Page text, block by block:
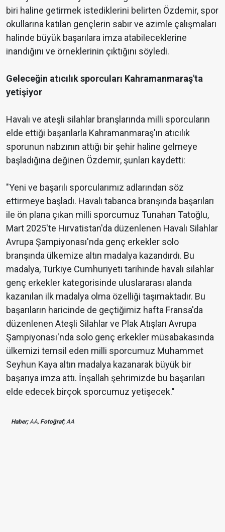
biri haline getirmek istediklerini belirten Özdemir, spor
okullarına katılan gençlerin sabır ve azimle çalışmaları
halinde büyük başarılara imza atabileceklerine
inandığını ve örneklerinin çıktığını söyledi.
Geleceğin atıcılık sporcuları Kahramanmaraş'ta
yetişiyor
Havalı ve ateşli silahlar branşlarında milli sporcuların
elde ettiği başarılarla Kahramanmaraş'ın atıcılık
sporunun nabzının attığı bir şehir haline gelmeye
başladığına değinen Özdemir, şunları kaydetti:
"Yeni ve başarılı sporcularımız adlarından söz
ettirmeye başladı. Havalı tabanca branşında başarıları
ile ön plana çıkan milli sporcumuz Tunahan Tatoğlu,
Mart 2025'te Hırvatistan'da düzenlenen Havalı Silahlar
Avrupa Şampiyonası'nda genç erkekler solo
branşında ülkemize altın madalya kazandırdı. Bu
madalya, Türkiye Cumhuriyeti tarihinde havalı silahlar
genç erkekler kategorisinde uluslararası alanda
kazanılan ilk madalya olma özelliği taşımaktadır. Bu
başarıların haricinde de geçtiğimiz hafta Fransa'da
düzenlenen Ateşli Silahlar ve Plak Atışları Avrupa
Şampiyonası'nda solo genç erkekler müsabakasında
ülkemizi temsil eden milli sporcumuz Muhammet
Seyhun Kaya altın madalya kazanarak büyük bir
başarıya imza attı. İnşallah şehrimizde bu başarıları
elde edecek birçok sporcumuz yetişecek."
Haber;AA, Fotoğraf;AA